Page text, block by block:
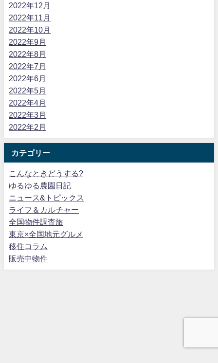
2022年12月
2022年11月
2022年10月
2022年9月
2022年8月
2022年7月
2022年6月
2022年5月
2022年4月
2022年3月
2022年2月
カテゴリー
こんなときどうする?
ゆるゆる農園日記
ニュース&トピックス
ライフ＆カルチャー
全国物件調査旅
東京×全国地元グルメ
移住コラム
販売中物件